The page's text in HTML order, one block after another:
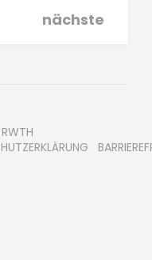
nächste